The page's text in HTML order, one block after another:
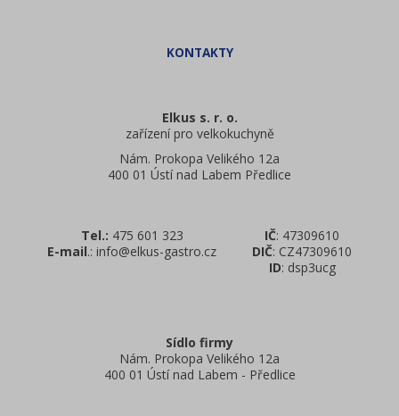
Elkus s. r. o.
zařízení pro velkokuchyně
Nám. Prokopa Velikého 12a
400 01 Ústí nad Labem Předlice
Tel.: 475 601 323
E-mail.: info@elkus-gastro.cz
IČ: 47309610
DIČ: CZ47309610
ID: dsp3ucg
Sídlo firmy
Nám. Prokopa Velikého 12a
400 01 Ústí nad Labem - Předlice